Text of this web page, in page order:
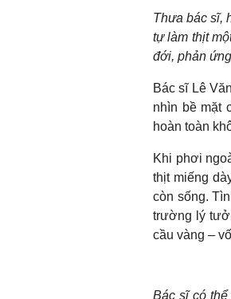
Thưa bác sĩ,
tự làm thịt
đới, phản
Bác sĩ Lê
nhìn bề mặt
hoàn toàn
Khi phơi
thịt miếng
còn sống.
trường lý
cầu vàng –
Bác sĩ có